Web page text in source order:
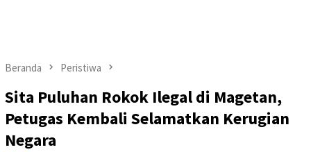
Beranda Peristiwa
Sita Puluhan Rokok Ilegal di Magetan,
Petugas Kembali Selamatkan Kerugian
Negara